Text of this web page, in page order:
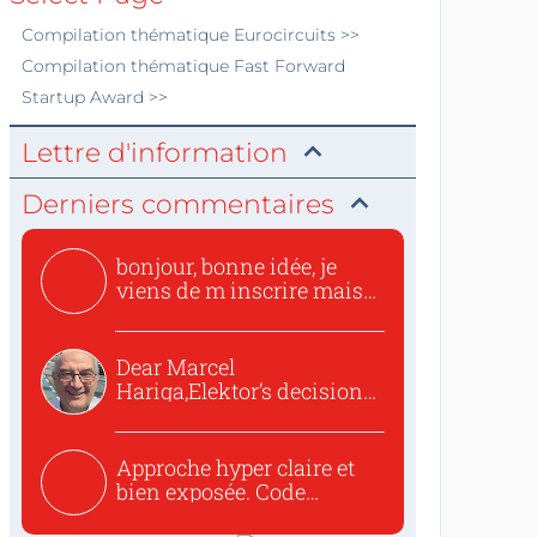
Compilation thématique Eurocircuits>>
Compilation thématique Fast Forward
Startup Award >>
Lettre d'information
Derniers commentaires
bonjour, bonne idée, je
viens de m inscrire mais
Dear Marcel
Hariga,Elektor’s decision
Approche hyper claire et
bien exposée. Code